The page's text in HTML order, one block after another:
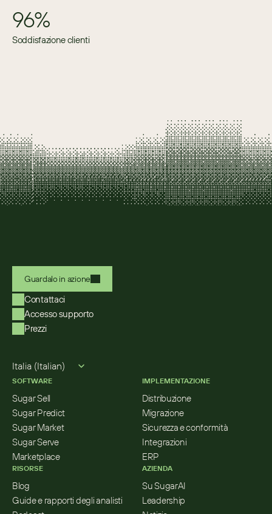
96%
Soddisfazione clienti
Guardalo in azione
Contattaci
Accesso supporto
Prezzi
Italia (Italian)
SOFTWARE
Sugar Sell
Sugar Predict
Sugar Market
Sugar Serve
Marketplace
RISORSE
Blog
Guide e rapporti degli analisti
IMPLEMENTAZIONE
Distribuzione
Migrazione
Sicurezza e conformità
Integrazioni
ERP
AZIENDA
Su SugarAI
Leadership